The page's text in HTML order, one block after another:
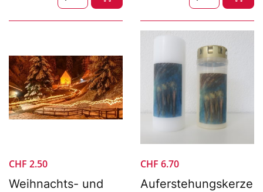
CHF 2.50
Weihnachts- und
CHF 6.70
Auferstehungskerze